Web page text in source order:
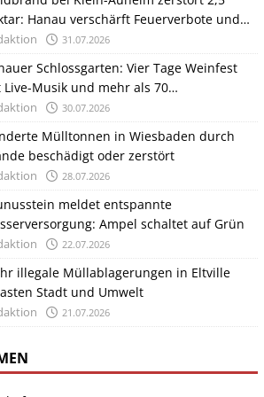
Hanau verschärft Feuerverbote und
31.07.2026
Schlossgarten: Vier Tage Weinfest
Live-Musik und mehr als 70
30.07.2026
Mülltonnen in Wiesbaden durch
beschädigt oder zerstört
28.07.2026
meldet entspannte
Ampel schaltet auf Grün
22.07.2026
illegale Müllablagerungen in Eltville
Stadt und Umwelt
21.07.2026